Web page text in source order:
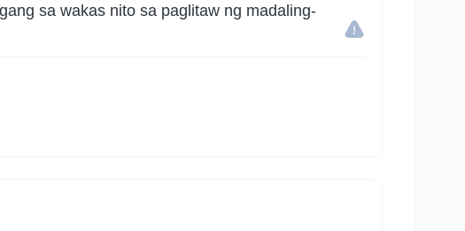
sa wakas nito sa paglitaw ng madaling-